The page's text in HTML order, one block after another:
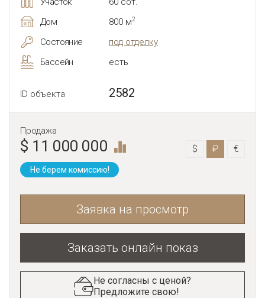
Дом
800 м2
Состояние
под отделку
Бассейн
есть
ID объекта 2582
Продажа
$ 11 000 000 $ ₽ €
Не берем комиссию!
Заявка на просмотр
Заказать онлайн показ
Не согласны с ценой?
Предложите свою!